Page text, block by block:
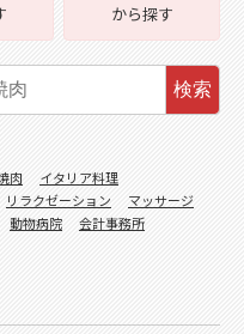
から探す
検索
肉
イタリア料理
リラクゼーション
マッサージ
動物病院
会計事務所